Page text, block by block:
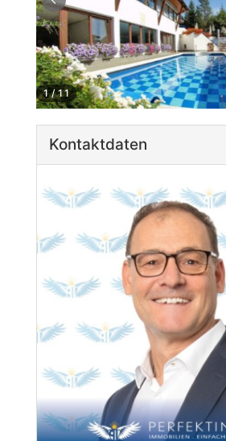
1/11
Kontaktdaten